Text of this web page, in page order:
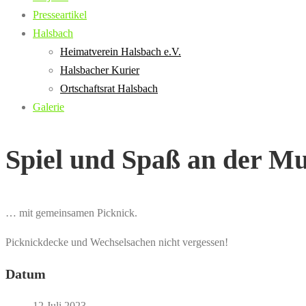
Presseartikel
Halsbach
Heimatverein Halsbach e.V.
Halsbacher Kurier
Ortschaftsrat Halsbach
Galerie
Spiel und Spaß an der
… mit gemeinsamen Picknick.
Picknickdecke und Wechselsachen nicht vergessen!
Datum